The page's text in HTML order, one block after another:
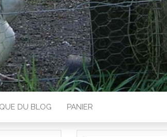
DU BLOG PANIER